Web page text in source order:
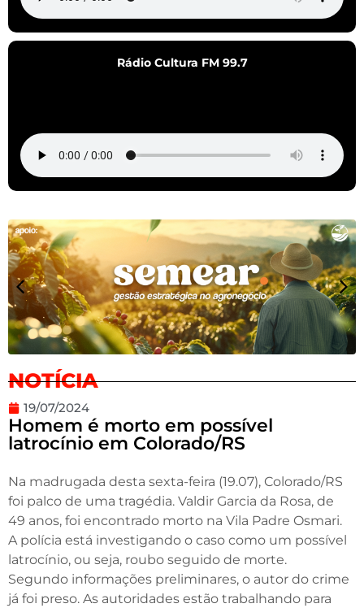
Rádio Cultura FM 99.7
NOTÍCIA
19/07/2024
Homem é morto em possível
latrocínio em Colorado/RS
Na madrugada desta sexta-feira (19.07), Colorado/RS
foi palco de uma tragédia. Valdir Garcia da Rosa, de
49 anos, foi encontrado morto na Vila Padre Osmari.
A polícia está investigando o caso como um possível
latrocínio, ou seja, roubo seguido de morte.
Segundo informações preliminares, o autor do crime
já foi preso. As autoridades estão trabalhando para